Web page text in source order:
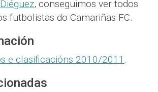
, conseguimos ver todos
futbolistas do Camariñas FC.
e clasificacións 2010/2011 .